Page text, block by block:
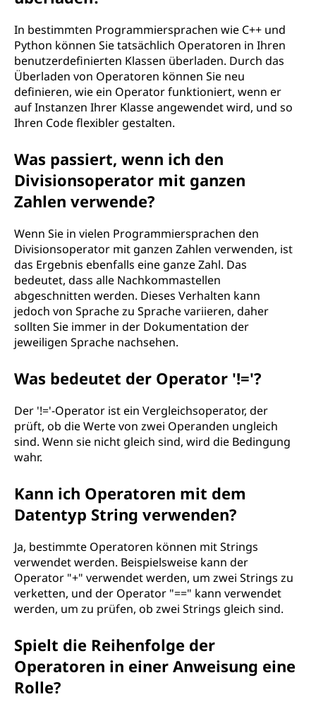
In bestimmten Programmiersprachen wie C++ und
Python können Sie tatsächlich Operatoren in Ihren
benutzerdefinierten Klassen überladen. Durch das
Überladen von Operatoren können Sie neu
definieren, wie ein Operator funktioniert, wenn er
auf Instanzen Ihrer Klasse angewendet wird, und so
Ihren Code flexibler gestalten.
Was passiert, wenn ich den
Divisionsoperator mit ganzen
Zahlen verwende?
Wenn Sie in vielen Programmiersprachen den
Divisionsoperator mit ganzen Zahlen verwenden, ist
das Ergebnis ebenfalls eine ganze Zahl. Das
bedeutet, dass alle Nachkommastellen
abgeschnitten werden. Dieses Verhalten kann
jedoch von Sprache zu Sprache variieren, daher
sollten Sie immer in der Dokumentation der
jeweiligen Sprache nachsehen.
Was bedeutet der Operator '!='?
Der '!='-Operator ist ein Vergleichsoperator, der
prüft, ob die Werte von zwei Operanden ungleich
sind. Wenn sie nicht gleich sind, wird die Bedingung
wahr.
Kann ich Operatoren mit dem
Datentyp String verwenden?
Ja, bestimmte Operatoren können mit Strings
verwendet werden. Beispielsweise kann der
Operator "+" verwendet werden, um zwei Strings zu
verketten, und der Operator "==" kann verwendet
werden, um zu prüfen, ob zwei Strings gleich sind.
Spielt die Reihenfolge der
Operatoren in einer Anweisung eine
Rolle?